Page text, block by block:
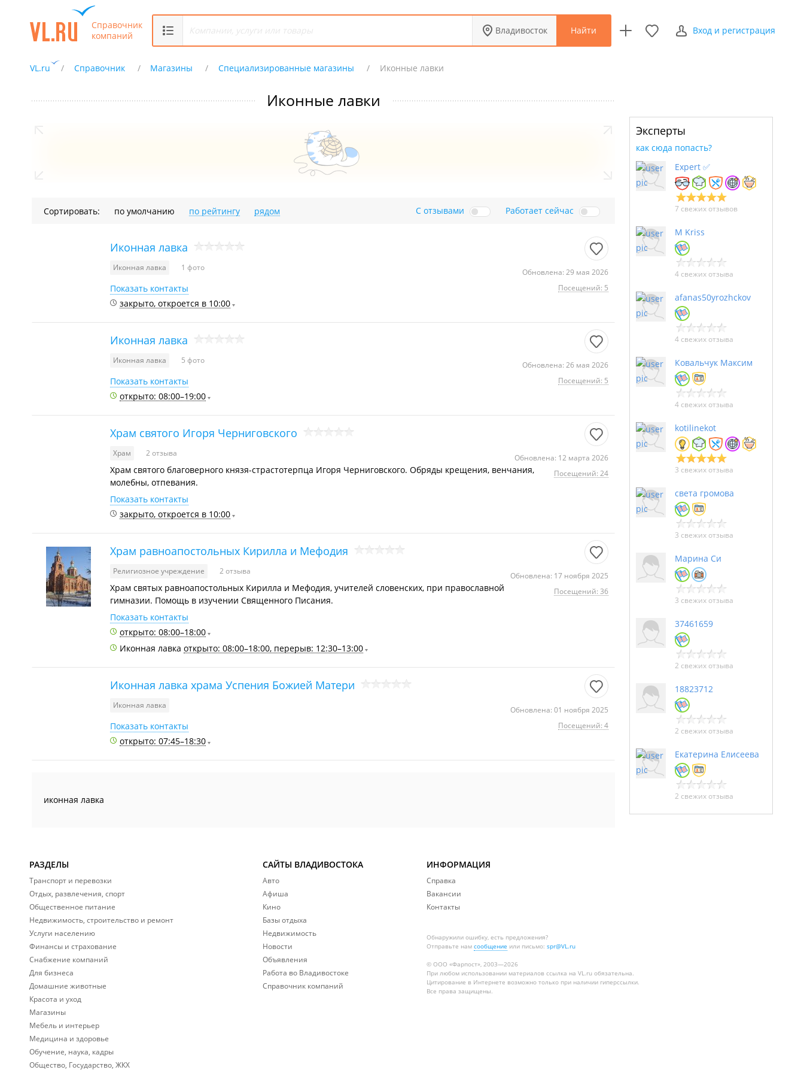
Справочник
компаний
Владивосток Найти Вход и регистрация
VL.ru Справочник Магазины Специализированные магазины Иконные лавки
Иконные лавки
Сортировать: по умолчанию по рейтингу рядом С отзывами Работает сейчас
Иконная лавка
Иконная лавка 1 фото
Обновлена: 29 мая 2026
Посещений: 5
Показать контакты
закрыто, откроется в 10:00
Иконная лавка
Иконная лавка 5 фото
Обновлена: 26 мая 2026
Посещений: 5
Показать контакты
открыто: 08:00–19:00
Храм святого Игоря Черниговского
Храм 2 отзыва
Обновлена: 12 марта 2026
Посещений: 24
Храм святого благоверного князя-страстотерпца Игоря Черниговского. Обряды крещения, венчания,
молебны, отпевания.
Показать контакты
закрыто, откроется в 10:00
Храм равноапостольных Кирилла и Мефодия
Религиозное учреждение 2 отзыва
Обновлена: 17 ноября 2025
Посещений: 36
Храм святых равноапостольных Кирилла и Мефодия, учителей словенских, при православной
гимназии. Помощь в изучении Священного Писания.
Показать контакты
открыто: 08:00–18:00
Иконная лавка открыто: 08:00–18:00, перерыв: 12:30–13:00
Иконная лавка храма Успения Божией Матери
Иконная лавка
Обновлена: 01 ноября 2025
Посещений: 4
Показать контакты
открыто: 07:45–18:30
иконная лавка
Эксперты
как сюда попасть?
Expert ✅
7 свежих отзывов
M Kriss
4 свежих отзыва
afanas50yrozhckov
4 свежих отзыва
Ковальчук Максим
4 свежих отзыва
kotilinekot
3 свежих отзыва
света громова
3 свежих отзыва
Марина Си
3 свежих отзыва
37461659
2 свежих отзыва
18823712
2 свежих отзыва
Екатерина Елисеева
2 свежих отзыва
РАЗДЕЛЫ
Транспорт и перевозки
Отдых, развлечения, спорт
Общественное питание
Недвижимость, строительство и ремонт
Услуги населению
Финансы и страхование
Снабжение компаний
Для бизнеса
Домашние животные
Красота и уход
Магазины
Мебель и интерьер
Медицина и здоровье
Обучение, наука, кадры
Общество, Государство, ЖКХ
САЙТЫ ВЛАДИВОСТОКА
Авто
Афиша
Кино
Базы отдыха
Недвижимость
Новости
Объявления
Работа во Владивостоке
Справочник компаний
ИНФОРМАЦИЯ
Справка
Вакансии
Контакты
Обнаружили ошибку, есть предложения?
Отправьте нам сообщение или письмо: spr@VL.ru
© ООО «Фарпост», 2003—2026
При любом использовании материалов ссылка на VL.ru обязательна.
Цитирование в Интернете возможно только при наличии гиперссылки.
Все права защищены.